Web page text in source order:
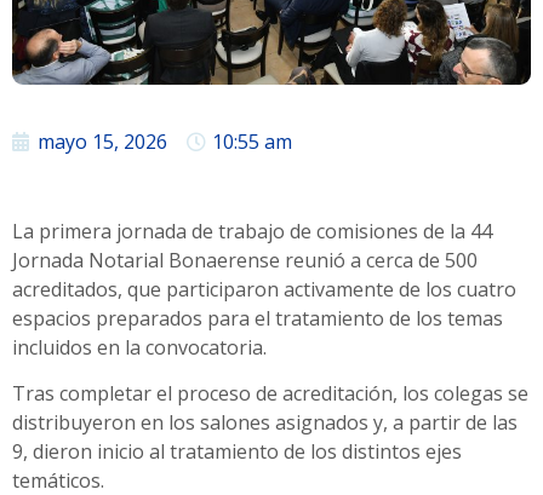
mayo 15, 2026 10:55 am
La primera jornada de trabajo de comisiones de la 44
Jornada Notarial Bonaerense reunió a cerca de 500
acreditados, que participaron activamente de los cuatro
espacios preparados para el tratamiento de los temas
incluidos en la convocatoria.
Tras completar el proceso de acreditación, los colegas se
distribuyeron en los salones asignados y, a partir de las
9, dieron inicio al tratamiento de los distintos ejes
temáticos.